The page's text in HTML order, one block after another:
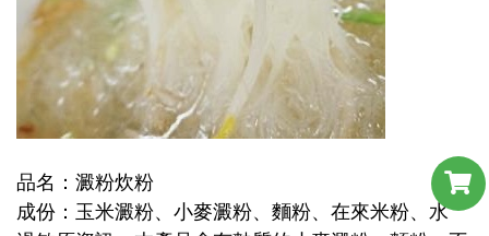
品名：澱粉炊粉
成份：玉米澱粉、小麥澱粉、麵粉、在來米粉、水